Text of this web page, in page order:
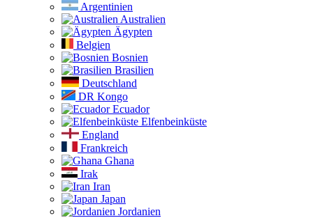
Argentinien
Australien
Ägypten
Belgien
Bosnien
Brasilien
Deutschland
DR Kongo
Ecuador
Elfenbeinküste
England
Frankreich
Ghana
Irak
Iran
Japan
Jordanien